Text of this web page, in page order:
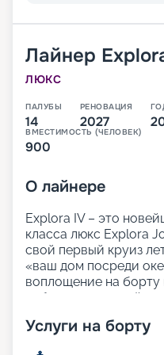
Лайнер
ЛЮКС
ПАЛУБЫ
14
РЕНОВАЦИЯ
2027
ВМЕСТИМОСТЬ (ЧЕЛОВЕК)
900
О лайнере
Explora IV – это
класса люкс Explora
свой первый круиз
«ваш дом посреди
воплощение на борту
себе продуманный
палубы и множество
Услуги на борту